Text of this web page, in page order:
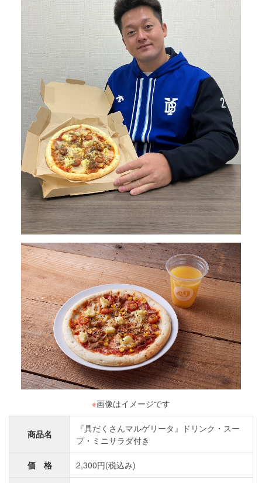
※画像はイメージです
商品名
『具だくさんマルゲリータ』ドリンク・スー
プ・ミニサラダ付き
価 格 2,300円(税込み)